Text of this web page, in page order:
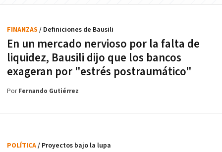
En un mercado nervioso por la falta de
liquidez, Bausili dijo que los bancos
exageran por "estrés postraumático"
FINANZAS / Definiciones de Bausili
PorFernando Gutiérrez
POLÍTICA/ Proyectos bajo la lupa